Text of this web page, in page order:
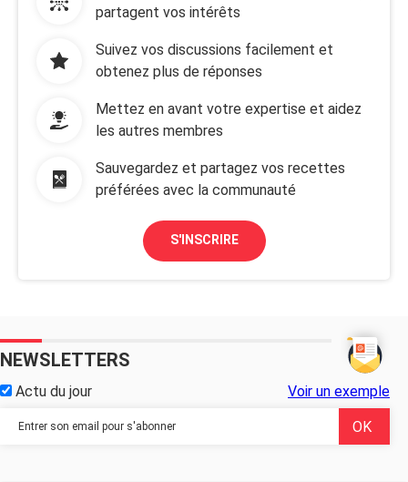
partagent vos intérêts
Suivez vos discussions facilement et
obtenez plus de réponses
Mettez en avant votre expertise et aidez
les autres membres
Sauvegardez et partagez vos recettes
préférées avec la communauté
S'INSCRIRE
NEWSLETTERS
Actu du jour Voir un exemple